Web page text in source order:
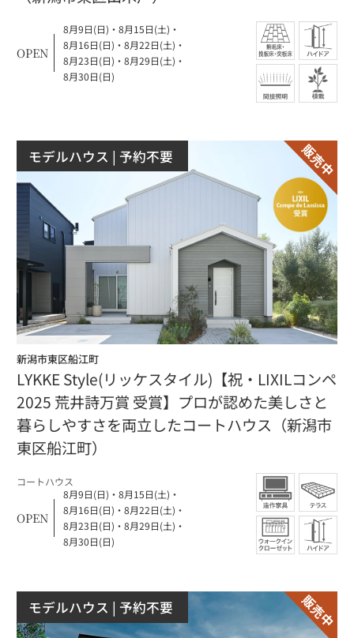
OPEN
8月9日(日) ・ 8月15日(土) ・
8月16日(日) ・ 8月22日(土) ・
8月23日(日) ・ 8月29日(土) ・
8月30日(日)
モデルハウス | 予約不要
新潟市東区船江町
LYKKE Style(リッケスタイル)【祝・LIXILコンペ
2025 荒井詩万賞 受賞】プロが認めた美しさと
暮らしやすさを両立したコートハウス（新潟市
東区船江町）
コートハウス
OPEN
8月9日(日) ・ 8月15日(土) ・
8月16日(日) ・ 8月22日(土) ・
8月23日(日) ・ 8月29日(土) ・
8月30日(日)
モデルハウス | 予約不要